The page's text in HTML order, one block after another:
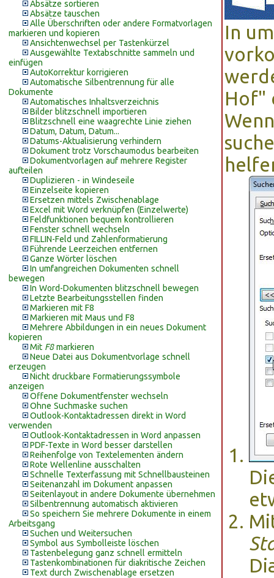
Absätze sortieren
Absätze tauschen
Alle Überschriften oder andere Formatvorlagen
markieren und kopieren
Ansichtenwechsel per Tastenkürzel
Ausgewählte Textabschnitte sammeln und
einfügen
AutoKorrektur korrigieren
Automatische Silbentrennung für alle
Dokumente
Automatisches Inhaltsverzeichnis
Bilder blitzschnell importieren
Blitzschnell eine waagrechte Linie ziehen
Datum, Datum, Datum...
Datums-Aktualisierung verhindern
Dokument trotz Vorschaumodus bearbeiten
Dokumentvorlagen auf mehrere Register
aufteilen
Duplizieren - in Windeseile
Einzelseite kopieren
Ersetzen mittels Zwischenablage
Excel mit Word verknüpfen (Einzelwerte)
Feldfunktionen bequem kontrollieren
Fenster schnell wechseln
FILLIN-Feld und Zahlenformatierung
Führende Leerzeichen entfernen
Ganze Wörter löschen
In umfangreichen Dokumenten schnell
bewegen
In Word-Dokumenten blitzschnell bewegen
Letzte Bearbeitungsstellen finden
Markieren mit F8
Markieren mit Maus und F8
Mehrere Abbildungen in ein neues Dokument
kopieren
Mit F8markieren
Neue Datei aus Dokumentvorlage schnell
erzeugen
Nicht druckbare Formatierungssymbole
anzeigen
Offene Dokumentfenster wechseln
Ohne Suchmaske suchen
Outlook-Kontaktadressen direkt in Word
verwenden
Outlook-Kontaktadressen in Word anpassen
PDF-Texte in Word besser darstellen
Reihenfolge von Textelementen ändern
Rote Wellenline ausschalten
Schnelle Texterfassung mit Schnellbausteinen
Seitenanzahl im Dokument anpassen
Seitenlayout in andere Dokumente übernehmen
Silbentrennung automatisch aktivieren
So speichern Sie mehrere Dokumente in einem
Arbeitsgang
Suchen und Weitersuchen
Symbol aus Symbolleiste löschen
Tastenbelegung ganz schnell ermitteln
Tastenkombinationen für diakritische Zeichen
Text durch Zwischenablage ersetzen
In
Hof"